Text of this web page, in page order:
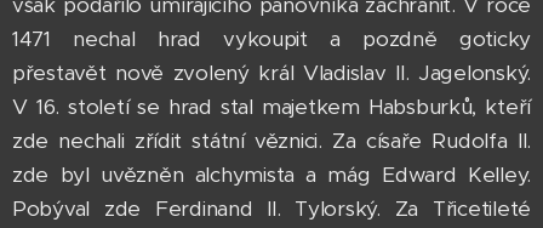
1471 nechal hrad vykoupit a pozdně goticky
přestavět nově zvolený král Vladislav II. Jagelonský.
V 16. století se hrad stal majetkem Habsburků, kteří
zde nechali zřídit státní věznici. Za císaře Rudolfa II.
zde byl uvězněn alchymista a mág Edward Kelley.
Pobýval zde Ferdinand II. Tylorský. Za Třicetileté